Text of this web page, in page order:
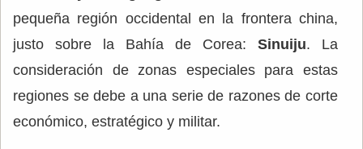
pequeña región occidental en la frontera china,
justo sobre la Bahía de Corea: Sinuiju. La
consideración de zonas especiales para estas
regiones se debe a una serie de razones de corte
económico, estratégico y militar.